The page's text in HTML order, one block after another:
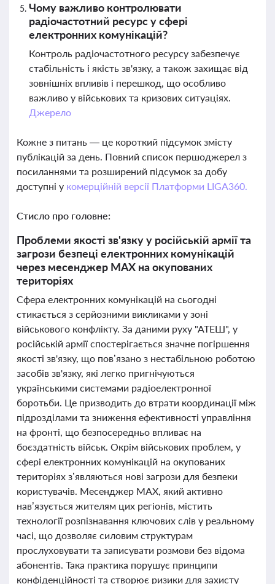
Чому важливо контролювати
радіочастотний ресурс у сфері
електронних комунікацій?
Контроль радіочастотного ресурсу забезпечує
стабільність і якість зв'язку, а також захищає від
зовнішніх впливів і перешкод, що особливо
важливо у військових та кризових ситуаціях.
Джерело
Кожне з питань — це короткий підсумок змісту
публікацій за день. Повний список першоджерел з
посиланнями та розширений підсумок за добу
доступні у комерційній версії Платформи LIGA360.
Стисло про головне:
Проблеми якості зв'язку у російській армії та
загрози безпеці електронних комунікацій
через месенджер МАХ на окупованих
територіях
Сфера електронних комунікацій на сьогодні
стикається з серйозними викликами у зоні
військового конфлікту. За даними руху "АТЕШ", у
російській армії спостерігається значне погіршення
якості зв'язку, що пов’язано з нестабільною роботою
засобів зв'язку, які легко пригнічуються
українськими системами радіоелектронної
боротьби. Це призводить до втрати координації між
підрозділами та зниження ефективності управління
на фронті, що безпосередньо впливає на
боєздатність військ. Окрім військових проблем, у
сфері електронних комунікацій на окупованих
територіях з’являються нові загрози для безпеки
користувачів. Месенджер МАХ, який активно
нав’язується жителям цих регіонів, містить
технології розпізнавання ключових слів у реальному
часі, що дозволяє силовим структурам
прослуховувати та записувати розмови без відома
абонентів. Така практика порушує принципи
конфіденційності та створює ризики для захисту